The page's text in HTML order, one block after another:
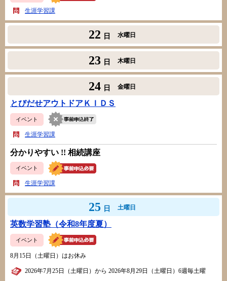
生涯学習課
22 日 水曜日
23 日 木曜日
24 日 金曜日
とびだせアウトドアＫＩＤＳ
イベント
生涯学習課
分かりやすい !! 相続講座
イベント
生涯学習課
25 日 土曜日
英数学習塾（令和8年度夏）
イベント
8月15日（土曜日）はお休み
2026年7月25日（土曜日）から 2026年8月29日（土曜日）6週毎土曜